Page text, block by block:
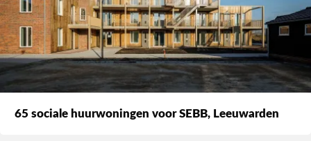
65 sociale huurwoningen voor SEBB, Leeuwarden